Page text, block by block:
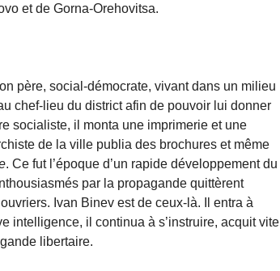
et de Gorna-Orehovitsa.
père, social-démocrate, vivant dans un milieu
chef-lieu du district afin de pouvoir lui donner
socialiste, il monta une imprimerie et une
de la ville publia des brochures et même
. Ce fut l’époque d’un rapide développement du
par la propagande quittèrent
Ivan Binev est de ceux-là. Il entra à
intelligence, il continua à s’instruire, acquit vite
libertaire.